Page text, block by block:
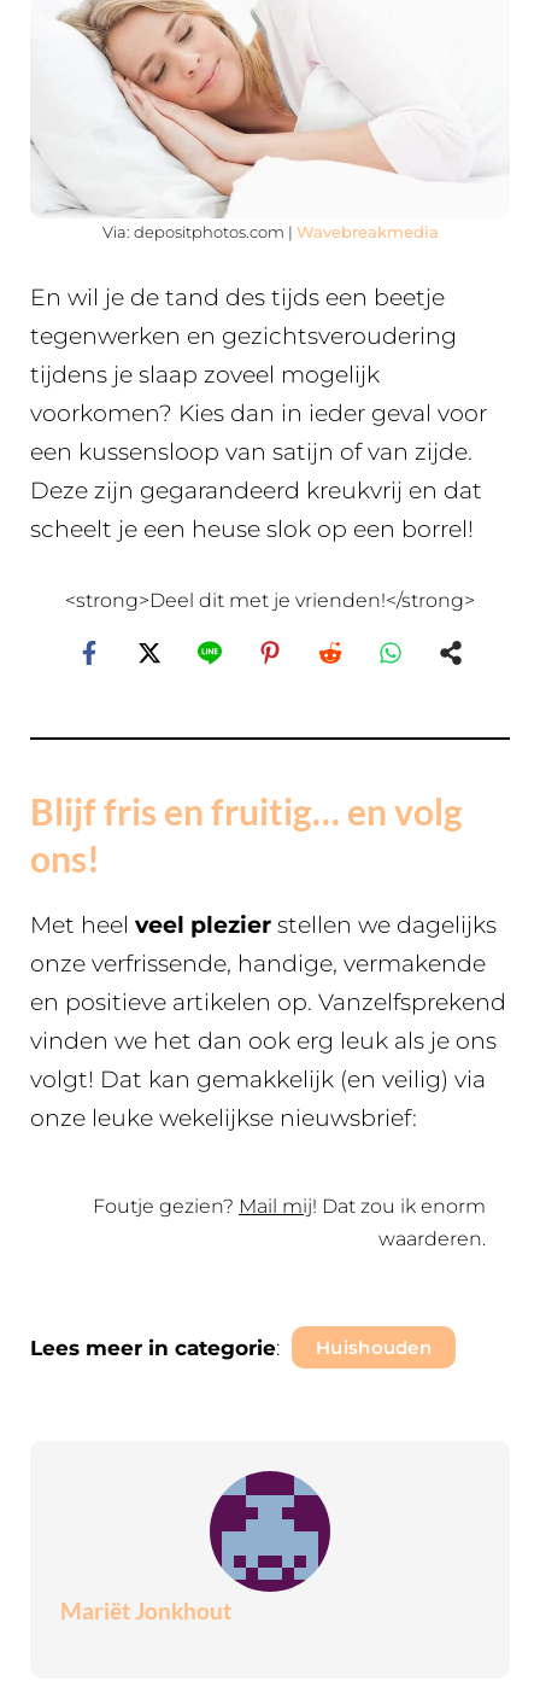
Via: depositphotos.com | Wavebreakmedia
En wil je de tand des tijds een beetje
tegenwerken en gezichtsveroudering
tijdens je slaap zoveel mogelijk
voorkomen? Kies dan in ieder geval voor
een kussensloop van satijn of van zijde.
Deze zijn gegarandeerd kreukvrij en dat
scheelt je een heuse slok op een borrel!
<strong>Deel dit met je vrienden!</strong>
Blijf fris en fruitig… en volg
ons!
Met heel veel plezier stellen we dagelijks
onze verfrissende, handige, vermakende
en positieve artikelen op. Vanzelfsprekend
vinden we het dan ook erg leuk als je ons
volgt! Dat kan gemakkelijk (en veilig) via
onze leuke wekelijkse nieuwsbrief:
Foutje gezien? Mail mij! Dat zou ik enorm
waarderen.
Lees meer in categorie: Huishouden
Mariët Jonkhout